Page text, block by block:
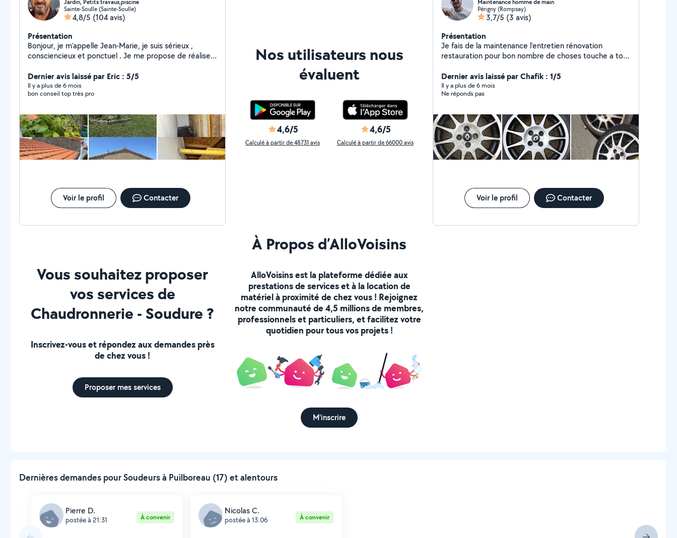
Jardin, Petits travaux,piscine
Sainte-Soulle (Sainte-Soulle)
4,8/5 (104 avis)
Présentation
Bonjour, je m'appelle Jean-Marie, je suis sérieux ,
consciencieux et ponctuel . Je me propose de réaliser
buisson, taille d'arbustes, mais aussi quelques petits
travaux divers, parquet intérieur, chambre et autre. Je
peux aussi créer sur mesure votre Galetas, espace très
équipé d'un fourgon pour débarrasser en déchetterie
quelques déchets. Au plaisir de vous lire, bien
cordialement. Jean-Marie
Dernier avis laissé par Eric : 5/5
Il y a plus de 6 mois
bon conseil top très pro
Voir le profil Contacter
Nos utilisateurs nous
évaluent
4,6/5
Calculé à partir de 48731 avis
4,6/5
Calculé à partir de 66000 avis
Maintenance homme de main
Périgny (Rompsay)
3,7/5 (3 avis)
Présentation
Je fais de la maintenance l'entretien rénovation
restauration pour bon nombre de choses touche a tout
Dernier avis laissé par Chafik : 1/5
Il y a plus de 6 mois
Ne réponds pas
Voir le profil Contacter
Vous souhaitez proposer
vos services de
Chaudronnerie - Soudure ?
Inscrivez-vous et répondez aux demandes près
de chez vous !
Proposer mes services
À Propos d’AlloVoisins
AlloVoisins est la plateforme dédiée aux
prestations de services et à la location de
matériel à proximité de chez vous ! Rejoignez
notre communauté de 4,5 millions de membres,
professionnels et particuliers, et facilitez votre
quotidien pour tous vos projets !
M'inscrire
Dernières demandes pour Soudeurs à Puilboreau (17) et alentours
Pierre D.
postée à 21:31 À convenir
Nicolas C.
postée à 13:06 À convenir